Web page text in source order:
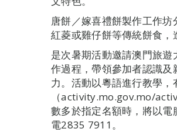
唐餅／嫁喜禮餅製作工作
紅菱或雞仔餅等傳統餅食，
是次暑期活動邀請澳門旅
作過程，帶領參加者認識
力。活動以粵語進行教學，
（activity.mo.gov.mo/
數多於指定名額時，將以
電2835 7911。